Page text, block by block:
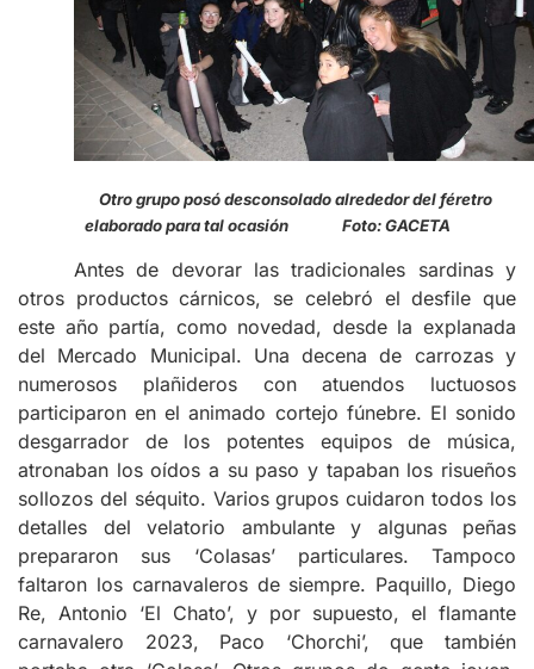
Otro grupo posó desconsolado alrededor del féretro
elaborado para tal ocasión Foto: GACETA
Antes de devorar las tradicionales sardinas y
otros productos cárnicos, se celebró el desfile que
este año partía, como novedad, desde la explanada
del Mercado Municipal. Una decena de carrozas y
numerosos plañideros con atuendos luctuosos
participaron en el animado cortejo fúnebre. El sonido
desgarrador de los potentes equipos de música,
atronaban los oídos a su paso y tapaban los risueños
sollozos del séquito. Varios grupos cuidaron todos los
detalles del velatorio ambulante y algunas peñas
prepararon sus ‘Colasas’ particulares. Tampoco
faltaron los carnavaleros de siempre. Paquillo, Diego
Re, Antonio ‘El Chato’, y por supuesto, el flamante
carnavalero 2023, Paco ‘Chorchi’, que también